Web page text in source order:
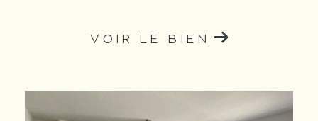
VOIR LE BIEN